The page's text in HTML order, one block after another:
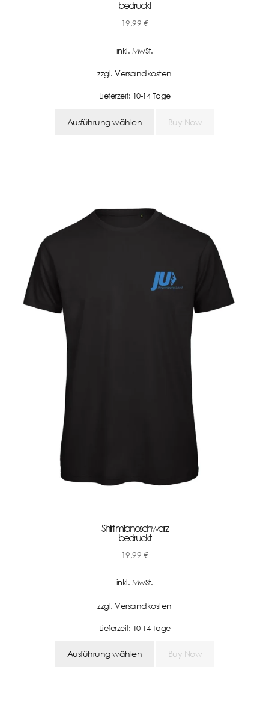
bedruckt
19,99 €
inkl. MwSt.
zzgl.Versandkosten
Lieferzeit: 10-14 Tage
Ausführung wählen Buy Now
Shirt milanoschwarz
bedruckt
19,99 €
inkl. MwSt.
zzgl.Versandkosten
Lieferzeit: 10-14 Tage
Ausführung wählen Buy Now